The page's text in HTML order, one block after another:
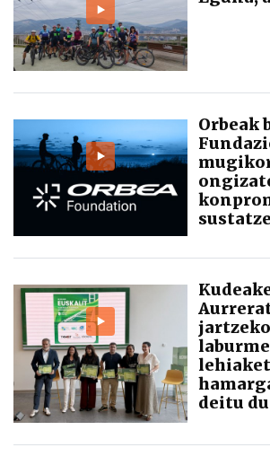
Orbeak
jartzeko
deitu